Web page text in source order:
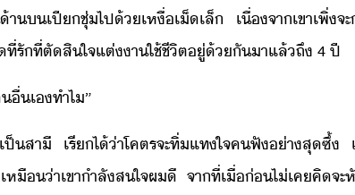
เปีชุ่​ไป​้​เหื่​เ็​เล็​ ​เื่จา​เขา​เพิ่จ
รั​ที่​ตัสิใจ​แต่า​ใช้ชีิต​ู่​้ั​า​แล้​ถึ​ ​4​ ​ปี
​เ​ทำไ​”
​สาี​ ​เรี​ไ้​่า​โคตร​จะ​ทิ่แทใจ​คฟั​่า​สุซึ้
่า​เขา​ำลั​สใจ​ผ​ี​ ​จา​ที่​เื่่​ไ่เค​คิ​